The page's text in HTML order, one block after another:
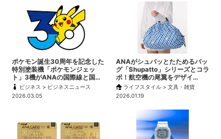
ポケモン誕生30周年を記念した
特別塗装機「ポケモンジェッ
ト」3機がANAの国際線と国…
ビジネス > ビジネスニュース
2026.03.05
ANAがシュパッとたためるバッ
グ「Shupatto」シリーズとコラ
ボ！航空機の尾翼をデザイ…
ライフスタイル > 文具・雑貨
2026.01.19